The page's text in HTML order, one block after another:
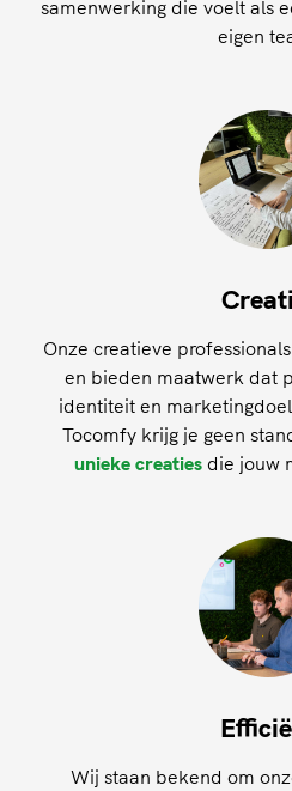
samenwerking die voelt als
eigen
Onze creatieve
en bieden maatwerk dat
identiteit en
Tocomfy krijg je geen
unieke creatiesdie jouw
Wij staan bekend om